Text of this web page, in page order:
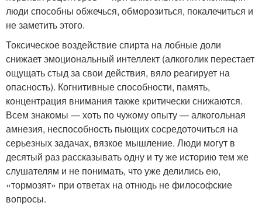
люди способны обжечься, обморозиться, покалечиться и
не заметить этого.
Токсическое воздействие спирта на лобные доли
снижает эмоциональный интеллект (алкоголик перестает
ощущать стыд за свои действия, вяло реагирует на
опасность). Когнитивные способности, память,
концентрация внимания также критически снижаются.
Всем знакомы — хоть по чужому опыту — алкогольная
амнезия, неспособность пьющих сосредоточиться на
серьезных задачах, вязкое мышление. Люди могут в
десятый раз рассказывать одну и ту же историю тем же
слушателям и не понимать, что уже делились ею,
«тормозят» при ответах на отнюдь не философские
вопросы.